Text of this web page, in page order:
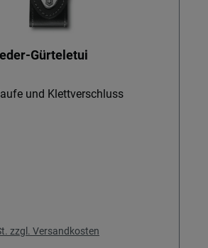
Gürteletui
und Klettverschluss
zzgl. Versandkosten